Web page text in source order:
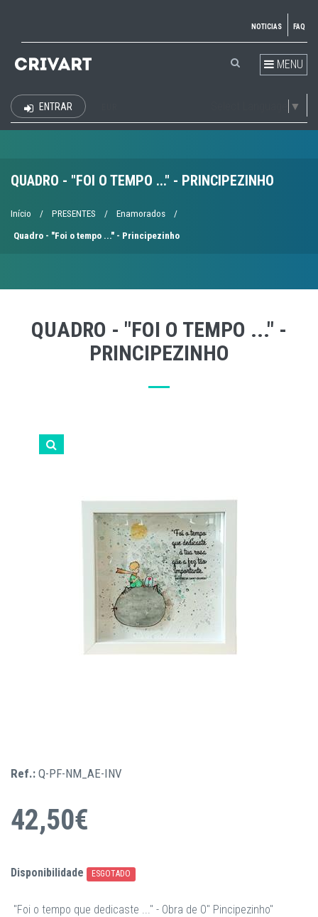
NOTICIAS FAQ
MENU
▼
ENTRAR
QUADRO - "FOI O TEMPO ..." - PRINCIPEZINHO
Início / PRESENTES / Enamorados /
Quadro - "Foi o tempo ..." - Principezinho
QUADRO - "FOI O TEMPO ..." -
PRINCIPEZINHO
Ref.: Q-PF-NM_AE-INV
42,50€
Disponibilidade ESGOTADO
"Foi o tempo que dedicaste ..." - Obra de O" Pincipezinho"